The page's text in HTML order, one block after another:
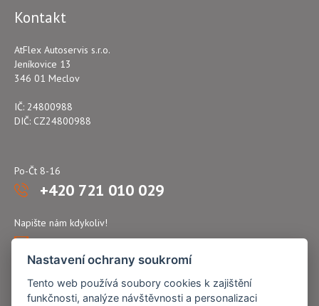
Kontakt
AtFlex Autoservis s.r.o.
Jeníkovice 13
346 01 Meclov
IČ: 24800988
DIČ: CZ24800988
Po-Čt 8-16
+420 721 010 029
Napište nám kdykoliv!
atflex@seznam.cz
Nastavení ochrany soukromí
Tento web používá soubory cookies k zajištění
funkčnosti, analýze návštěvnosti a personalizaci